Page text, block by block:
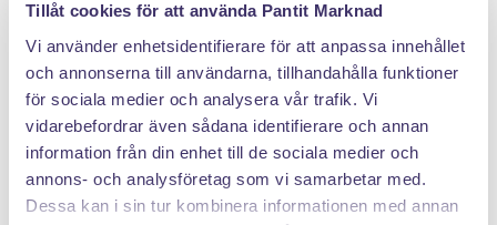
Tillåt cookies för att använda Pantit Marknad
Vi använder enhetsidentifierare för att anpassa innehållet
och annonserna till användarna, tillhandahålla funktioner
för sociala medier och analysera vår trafik. Vi
vidarebefordrar även sådana identifierare och annan
information från din enhet till de sociala medier och
annons- och analysföretag som vi samarbetar med.
Dessa kan i sin tur kombinera informationen med annan
DÄRFÖR SÄLJER DU MED PANTIT